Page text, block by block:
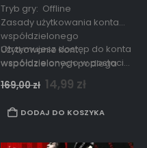
Tryb gry: Offline
Zasady użytkowania konta
współdzielonego
Użytkowanie kont
współdzielonych podlega
zasadom opisanym
wregulaminie strony.
Otrzymujesz dostęp do konta
współdzielonego w postaci…
169,00zł 14,99 zł
DODAJ DO KOSZYKA